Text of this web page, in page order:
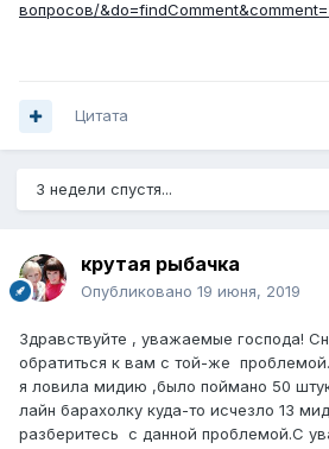
вопросов/
Цитата
3 недели спустя...
крутая рыбачка
Опубликовано 19 июня, 2019
Здравствуйте , уважаемые господа!
обратиться к вам с той-же
я ловила мидию ,было поймано 50
лайн барахолку куда-то исчезло 13
разберитесь с данной проблемой.С